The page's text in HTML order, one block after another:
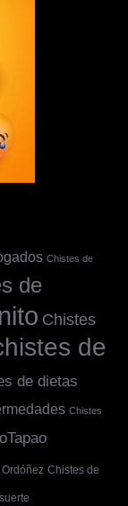
Chistes de
de
Chistes
de
de dietas
Chistes
Chistes de